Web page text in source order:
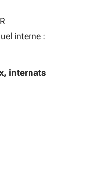
interne :
internats